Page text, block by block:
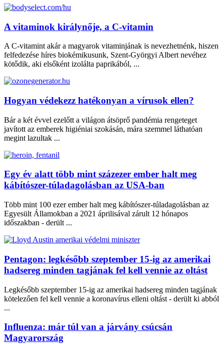
A vitaminok királynője, a C-vitamin
A C-vitamint akár a magyarok vitaminjának is nevezhetnénk, hiszen
felfedezése híres biokémikusunk, Szent-Györgyi Albert nevéhez
kötődik, aki elsőként izolálta paprikából, ...
Hogyan védekezz hatékonyan a vírusok ellen?
Bár a két évvel ezelőtt a világon átsöprő pandémia rengeteget
javított az emberek higiéniai szokásán, mára szemmel láthatóan
megint lazultak ...
Egy év alatt több mint százezer ember halt meg
kábítószer-túladagolásban az USA-ban
Több mint 100 ezer ember halt meg kábítószer-túladagolásban az
Egyesült Államokban a 2021 áprilisával zárult 12 hónapos
időszakban - derült ...
Pentagon: legkésőbb szeptember 15-ig az amerikai
hadsereg minden tagjának fel kell vennie az oltást
Legkésőbb szeptember 15-ig az amerikai hadsereg minden tagjának
kötelezően fel kell vennie a koronavírus elleni oltást - derült ki abból
...
Influenza: már túl van a járvány csúcsán
Magyarország